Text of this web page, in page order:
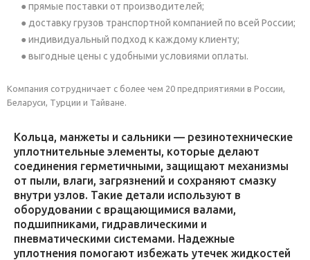
прямые поставки от производителей;
доставку грузов транспортной компанией по всей России;
индивидуальный подход к каждому клиенту;
выгодные цены с удобными условиями оплаты.
Компания сотрудничает с более чем 20 предприятиями в России,
Беларуси, Турции и Тайване.
Кольца, манжеты и сальники — резинотехнические
уплотнительные элементы, которые делают
соединения герметичными, защищают механизмы
от пыли, влаги, загрязнений и сохраняют смазку
внутри узлов. Такие детали используют в
оборудовании с вращающимися валами,
подшипниками, гидравлическими и
пневматическими системами. Надежные
уплотнения помогают избежать утечек жидкостей